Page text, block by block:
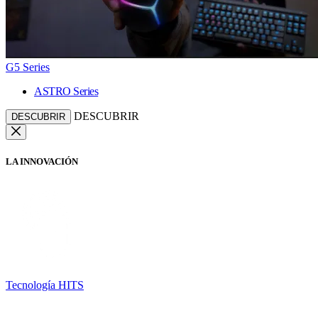
G5 Series
ASTRO Series
DESCUBRIR DESCUBRIR
LA INNOVACIÓN
Tecnología HITS